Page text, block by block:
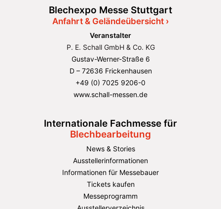
Blechexpo Messe Stuttgart
Anfahrt & Geländeübersicht ›
Veranstalter
P. E. Schall GmbH & Co. KG
Gustav-Werner-Straße 6
D – 72636 Frickenhausen
+49 (0) 7025 9206-0
www.schall-messen.de
Internationale Fachmesse für
Blechbearbeitung
News & Stories
Ausstellerinformationen
Informationen für Messebauer
Tickets kaufen
Messeprogramm